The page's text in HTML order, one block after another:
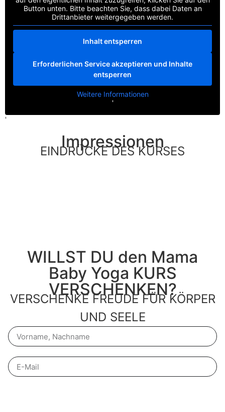
Button unten. Bitte beachten Sie, dass dabei Daten an
Drittanbieter weitergegeben werden.
Inhalt entsperren
Erforderlichen Service akzeptieren und Inhalte
entsperren
Weitere Informationen
'
'
Impressionen
EINDRÜCKE DES KURSES
WILLST DU den Mama
Baby Yoga KURS
VERSCHENKEN?
VERSCHENKE FREUDE FÜR KÖRPER
UND SEELE